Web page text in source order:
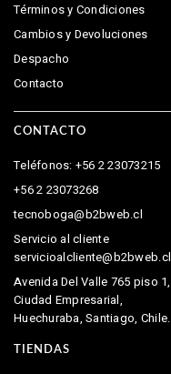
Términos y Condiciones
Cambios y Devoluciones
Despacho
Contacto
CONTACTO
Teléfonos: +56 2 23073215
+56 2 23073268
tecnoboga@b2bweb.cl
Servicio al cliente
servicioalcliente@b2bweb.cl
Avenida Del Valle 765 piso 1,
Ciudad Empresarial,
Huechuraba, Santiago, Chile.
TIENDAS